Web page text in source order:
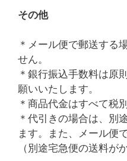
その他
＊メール便で郵送する
せん。
＊銀行振込手数料は原
願いいたします。
＊商品代金はすべて税
＊代引きの場合は、別
ます。また、メール便
（別途宅急便の送料が